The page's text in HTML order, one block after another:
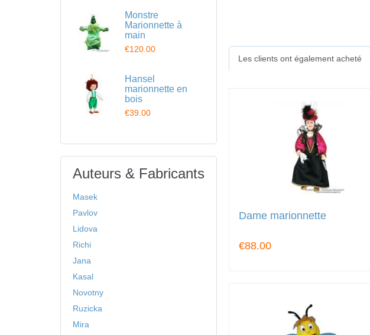
Les clients ont également acheté
Dame marionnette
€88.00
Monstre
Marionnette à
main
€120.00
Hansel
marionnette en
bois
€39.00
Auteurs & Fabricants
Masek
Pavlov
Lidova
Richi
Jana
Kasal
Novotny
Ruzicka
Mira